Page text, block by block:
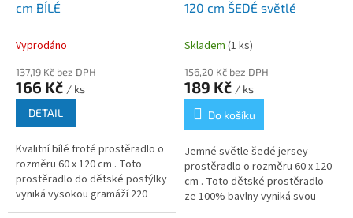
cm BÍLÉ
Vyprodáno
137,19 Kč bez DPH
166 Kč / ks
DETAIL
Kvalitní bílé froté prostěradlo o
rozměru 60 x 120 cm . Toto
prostěradlo do dětské postýlky
vyniká vysokou gramáží 220
g/m² a unikátním složením s
120 cm ŠEDÉ světlé
Skladem (1 ks)
156,20 Kč bez DPH
189 Kč / ks
Do košíku
Jemné světle šedé jersey
prostěradlo o rozměru 60 x 120
cm . Toto dětské prostěradlo
ze 100% bavlny vyniká svou